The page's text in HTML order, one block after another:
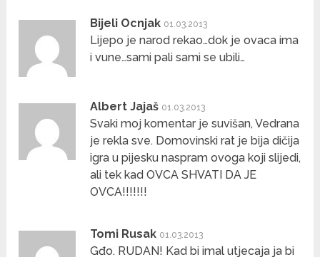
Bijeli Ocnjak 01.03.2013
Lijepo je narod rekao…dok je ovaca ima
i vune…sami pali sami se ubili…
Albert Jajaš 01.03.2013
Svaki moj komentar je suvišan, Vedrana
je rekla sve. Domovinski rat je bija dičija
igra u pijesku naspram ovoga koji slijedi,
ali tek kad OVCA SHVATI DA JE
OVCA!!!!!!!
Tomi Rusak 01.03.2013
Gđo. RUDAN! Kad bi imal utjecaja ja bi